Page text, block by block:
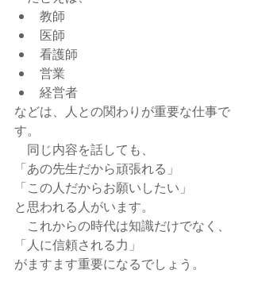
教師
医師
看護師
営業
経営者
などは、人との関わりが重要な仕事で
す。
同じ内容を話しても、
「あの先生だから頑張れる」
「この人だからお願いしたい」
と思われる人がいます。
これからの時代は知識だけでなく、
「人に信頼される力」
がますます重要になるでしょう。